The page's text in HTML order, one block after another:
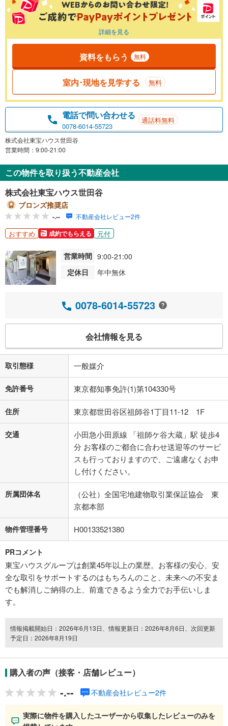
詳細を見る
資料をもらう 無料
室内･現地を見学する 無料
電話で問い合わせる
0078-6014-55723
通話料無料
株式会社東宝ハウス世田谷
営業時間：9:00-21:00
この物件を取り扱う不動産会社
株式会社東宝ハウス世田谷
ブロンズ推奨店
-.-- 不動産会社レビュー2件
おすすめ 成約でもらえる 元付
営業時間 9:00-21:00
定休日
年中無休
0078-6014-55723
会社情報を見る
取引態様 一般媒介
免許番号 東京都知事免許(1)第104330号
住所 東京都世田谷区祖師谷1丁目11-12 1F
交通
小田急小田原線 「祖師ケ谷大蔵」駅 徒歩4
分 お客様のご都合に合わせ送迎等のサービ
スも行っておりますので、ご遠慮なくお申
し付けください。
所属団体名
（公社）全国宅地建物取引業保証協会 東
京都本部
物件管理番号 H00133521380
PRコメント
東宝ハウスグループは創業45年以上の業歴。お客様の安心、安
全な取引をサポートするのはもちろんのこと、未来への不安ま
でも解消しご納得の上、前進できるよう全力でお手伝いしま
す。
情報掲載開始日：2026年6月13日、情報更新日：2026年8月6日、次回更新
予定日：2026年8月19日
購入者の声（接客・店舗レビュー）
-.-- 不動産会社レビュー2件
実際に物件を購入したユーザーから収集したレビューのみを